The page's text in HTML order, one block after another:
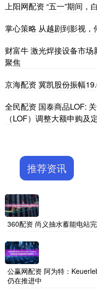
上阳网配资 “五一”期间
掌心策略 从越剧到影视
财富牛 激光焊接设备市
聚焦
京海配资 冀凯股份振幅
全民配资 国泰商品LOF:
（LOF）调整大额申购
推荐资讯
360配资 尚义抽水蓄能电站
公赢网配资 阿为特：
仍在推进中